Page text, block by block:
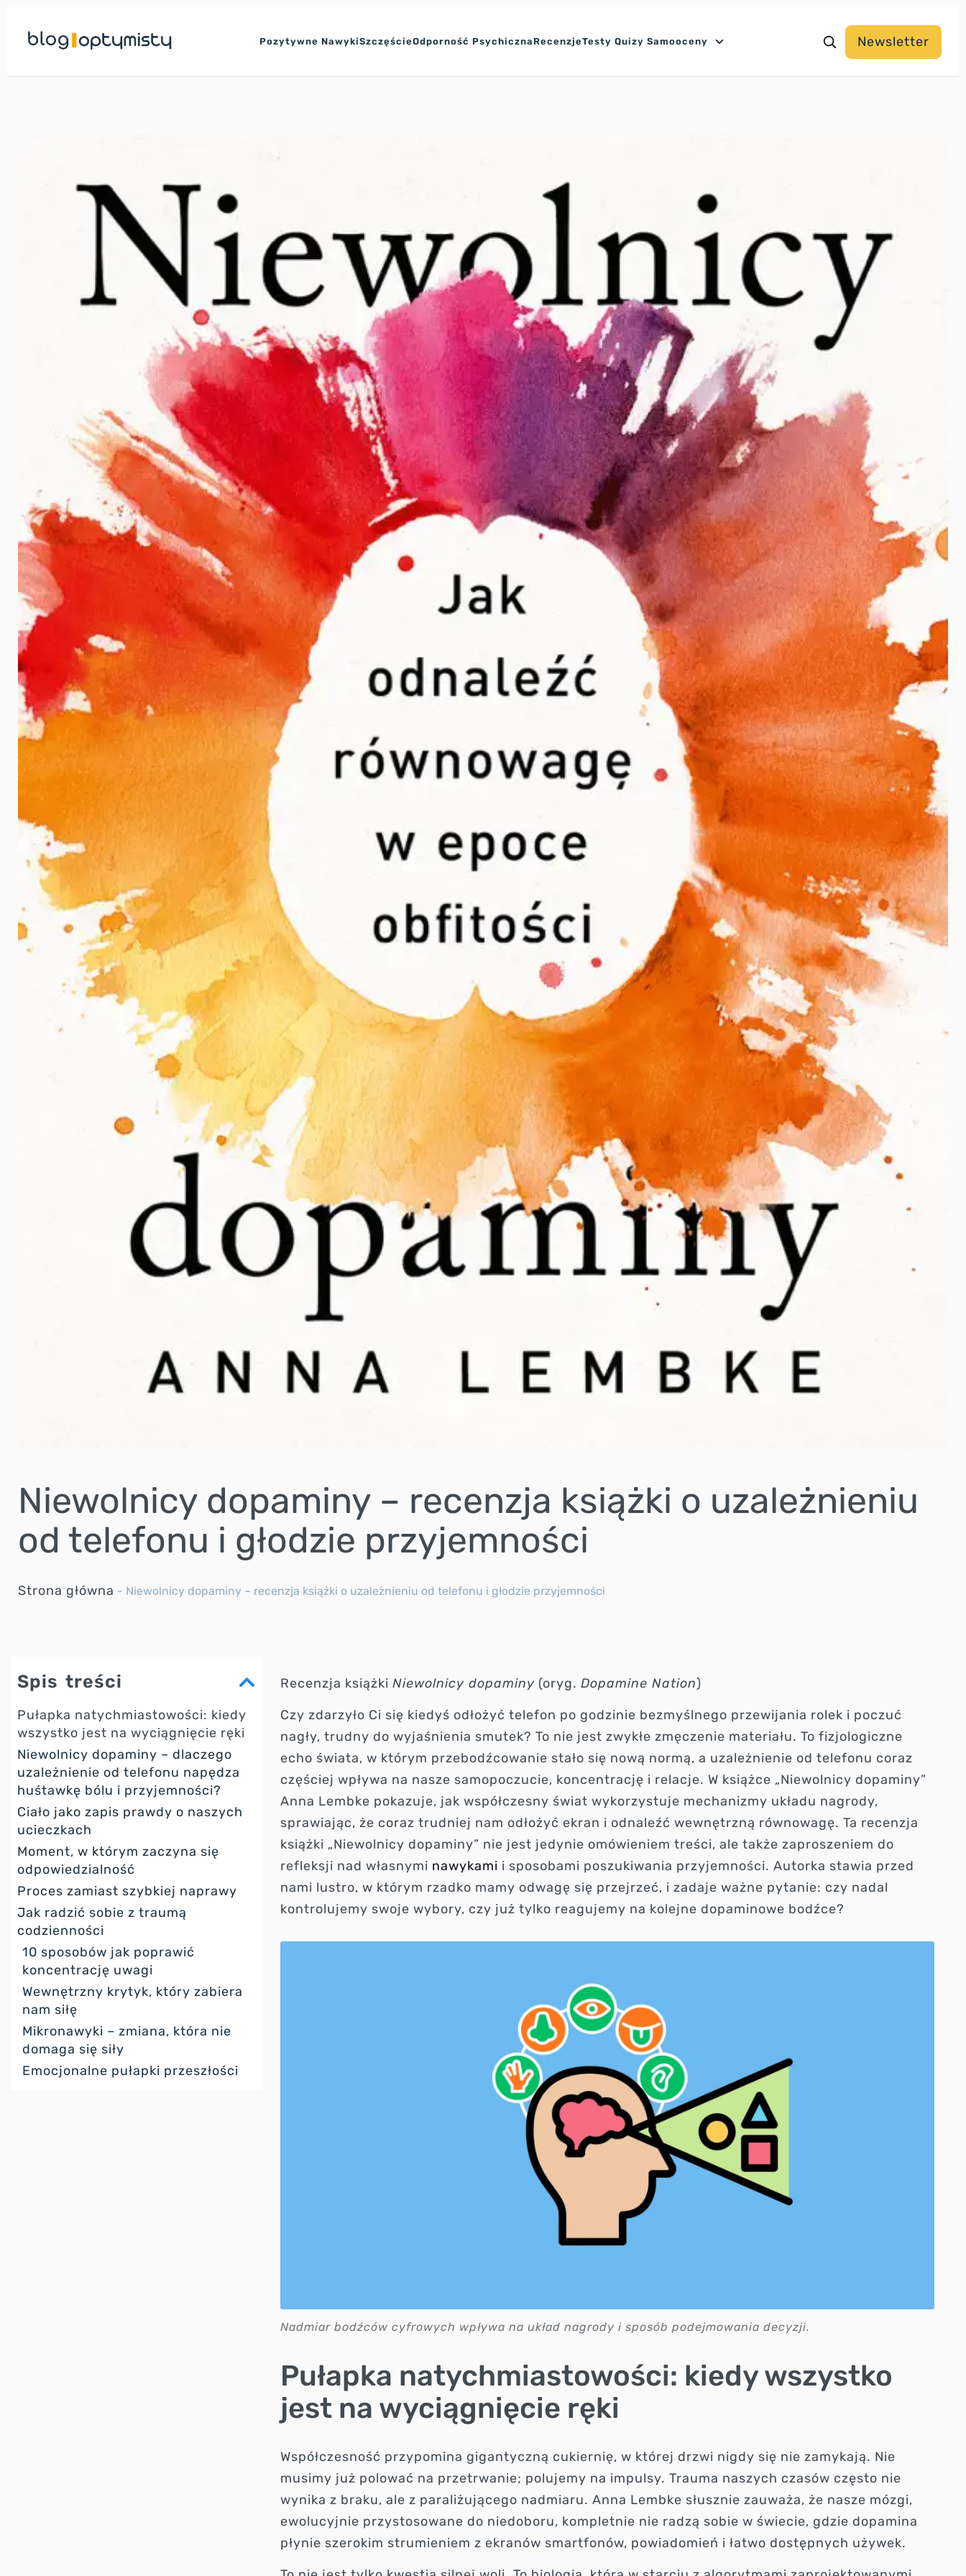
Przejdź
treści
Pozytywne NawykiSzczęścieOdporność Psychiczna RecenzjeTesty Quizy Samooceny Newsletter
Niewolnicy dopaminy – recenzja książki o uzależnieniu
od telefonu i głodzie przyjemności
Strona główna - Niewolnicy dopaminy – recenzja książki o uzależnieniu od telefonu i głodzie przyjemności
Spis treści
Pułapka natychmiastowości: kiedy
wszystko jest na wyciągnięcie ręki
Niewolnicy dopaminy – dlaczego
uzależnienie od telefonu napędza
huśtawkę bólu i przyjemności?
Ciało jako zapis prawdy o naszych
ucieczkach
Moment, w którym zaczyna się
odpowiedzialność
Proces zamiast szybkiej naprawy
Jak radzić sobie z traumą
codzienności
10 sposobów jak poprawić
koncentrację uwagi
Wewnętrzny krytyk, który zabiera
nam siłę
Mikronawyki – zmiana, która nie
domaga się siły
Emocjonalne pułapki przeszłości
Recenzja książkiNiewolnicy dopaminy (oryg.Dopamine Nation)
Czy zdarzyło Ci się kiedyś odłożyć telefon po godzinie bezmyślnego przewijania rolek i poczuć
nagły, trudny do wyjaśnienia smutek? To nie jest zwykłe zmęczenie materiału. To fizjologiczne
echo świata, w którym przebodźcowanie stało się nową normą, a uzależnienie od telefonu coraz
częściej wpływa na nasze samopoczucie, koncentrację i relacje. W książce „Niewolnicy dopaminy”
Anna Lembke pokazuje, jak współczesny świat wykorzystuje mechanizmy układu nagrody,
sprawiając, że coraz trudniej nam odłożyć ekran i odnaleźć wewnętrzną równowagę. Ta recenzja
książki „Niewolnicy dopaminy” nie jest jedynie omówieniem treści, ale także zaproszeniem do
refleksji nad własnymi nawykami i sposobami poszukiwania przyjemności. Autorka stawia przed
nami lustro, w którym rzadko mamy odwagę się przejrzeć, i zadaje ważne pytanie: czy nadal
kontrolujemy swoje wybory, czy już tylko reagujemy na kolejne dopaminowe bodźce?
Nadmiar bodźców cyfrowych wpływa na układ nagrody i sposób podejmowania decyzji.
Pułapka natychmiastowości: kiedy wszystko
jest na wyciągnięcie ręki
Współczesność przypomina gigantyczną cukiernię, w której drzwi nigdy się nie zamykają. Nie
musimy już polować na przetrwanie; polujemy na impulsy. Trauma naszych czasów często nie
wynika z braku, ale z paraliżującego nadmiaru. Anna Lembke słusznie zauważa, że nasze mózgi,
ewolucyjnie przystosowane do niedoboru, kompletnie nie radzą sobie w świecie, gdzie dopamina
płynie szerokim strumieniem z ekranów smartfonów, powiadomień i łatwo dostępnych używek.